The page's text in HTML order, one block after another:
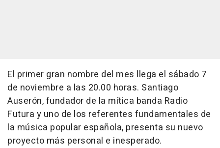
El primer gran nombre del mes llega el sábado 7
de noviembre a las 20.00 horas. Santiago
Auserón, fundador de la mítica banda Radio
Futura y uno de los referentes fundamentales de
la música popular española, presenta su nuevo
proyecto más personal e inesperado.